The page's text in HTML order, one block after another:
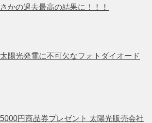
さかの過去最高の結果に！！！
太陽光発電に不可欠なフォトダイオード
5000円商品券プレゼント 太陽光販売会社